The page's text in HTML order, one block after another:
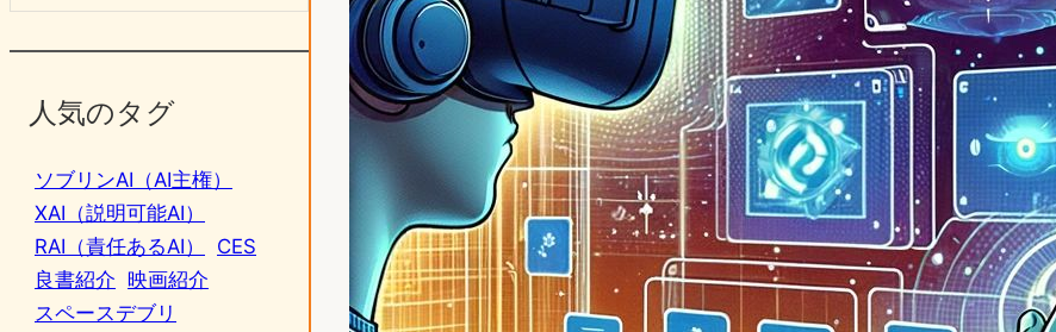
人気のタグ
ソブリンAI（AI主権）
XAI（説明可能AI）
RAI（責任あるAI）
CES
良書紹介 映画紹介
スペースデブリ